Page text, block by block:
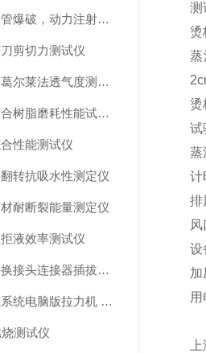
高配导管爆破，动力注射中流量及压力测试仪
剪切力测试仪
全自动葛尔莱法透气度测试仪
牙科复合树脂磨耗性能试验仪
性能测试仪
转抗吸水性测定仪
耐断裂能量测定仪
液效率测试仪
液压快换接头连接器插拔泄漏测试仪
带控温系统电脑版拉力机 统电脑版拉力机
测试仪
测
烫
蒸
烫
试
蒸
计
排
设
加
用